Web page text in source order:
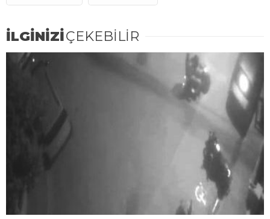
İLGİNİZİÇEKEBİLİR